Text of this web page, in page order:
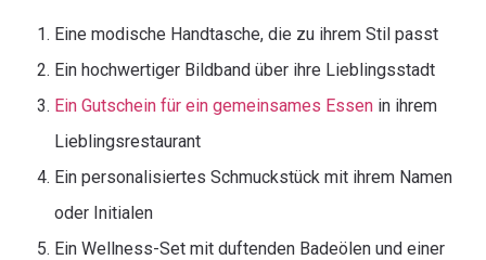
Eine modische Handtasche, die zu ihrem Stil passt
Ein hochwertiger Bildband über ihre Lieblingsstadt
Ein Gutschein für ein gemeinsames Essen in ihrem
Lieblingsrestaurant
Ein personalisiertes Schmuckstück mit ihrem Namen
oder Initialen
Ein Wellness-Set mit duftenden Badeölen und einer